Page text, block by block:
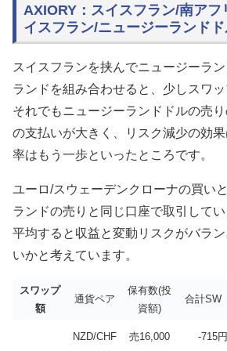
AXIORY：スイスフラン/南アフ
イスフラン/ニュージーランド
スイスフランを挟んでニュージーラ
ランドを組み合わせると、少しスワッ
それでもニュージーランドドルの売
の支払いが大きく、リスク減少の効
率はもう一歩といったところです。
ユーロ/スウェーデンクローナの買い
ランドの売りと同じ口座で取引して
平均すると収益と変動リスクがバラ
いかと考えています。
スワップ
額
通貨ペア
保有数(投
資額)
合計SW
NZD/CHF 売16,000 -715円